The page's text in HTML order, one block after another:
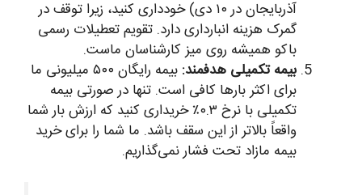
آذربایجان در ۱۰ دی) خودداری کنید، زیرا توقف در
گمرک هزینه انبارداری دارد. تقویم تعطیلات رسمی
باکو همیشه روی میز کارشناسان ماست.
بیمه تکمیلی هدفمند:
بیمه رایگان ۵۰۰ میلیونی ما
برای اکثر بارها کافی است. تنها در صورتی بیمه
تکمیلی با نرخ ۰.۳٪ خریداری کنید که ارزش بار شما
واقعاً بالاتر از این سقف باشد. ما شما را برای خرید
بیمه مازاد تحت فشار نمی‌گذاریم.